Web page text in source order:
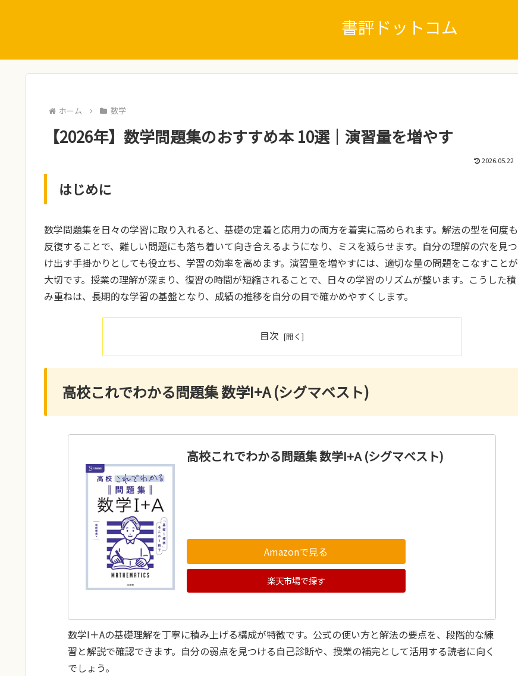
書評ドットコム
ホーム 数学
【2026年】数学問題集のおすすめ本 10選｜演習量を増やす
2026.05.22
はじめに
数学問題集を日々の学習に取り入れると、基礎の定着と応用力の両方を着実に高められます。解法の型を何度も
反復することで、難しい問題にも落ち着いて向き合えるようになり、ミスを減らせます。自分の理解の穴を見つ
け出す手掛かりとしても役立ち、学習の効率を高めます。演習量を増やすには、適切な量の問題をこなすことが
大切です。授業の理解が深まり、復習の時間が短縮されることで、日々の学習のリズムが整います。こうした積
み重ねは、長期的な学習の基盤となり、成績の推移を自分の目で確かめやすくします。
目次
高校これでわかる問題集 数学I+A (シグマベスト)
高校これでわかる問題集 数学I+A (シグマベスト)
Amazonで見る
楽天市場で探す
数学I＋Aの基礎理解を丁寧に積み上げる構成が特徴です。公式の使い方と解法の要点を、段階的な練
習と解説で確認できます。自分の弱点を見つける自己診断や、授業の補完として活用する読者に向く
でしょう。